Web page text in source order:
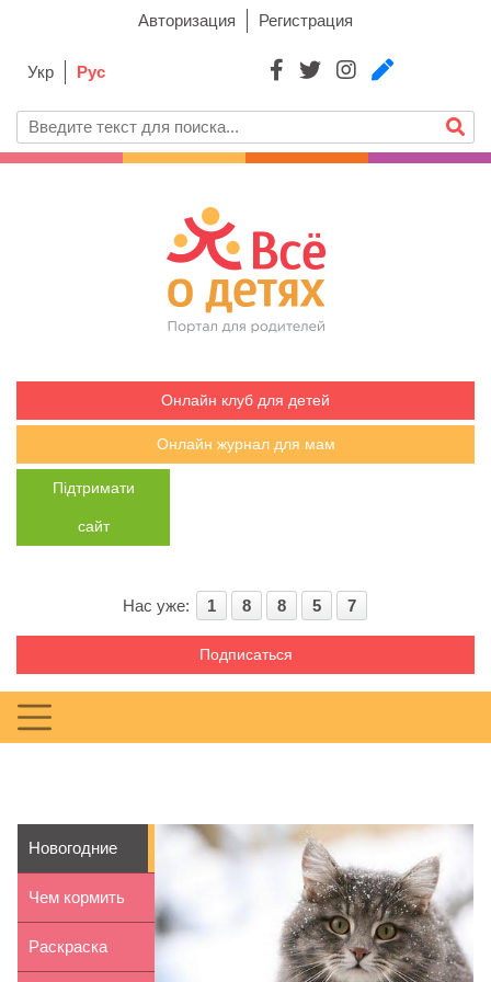
Авторизация Регистрация
Укр Рус
Онлайн клуб для детей
Онлайн журнал для мам
Підтримати
сайт
Нас уже: 1 8 8 5 7
Подписаться
Новогодние
поздравления
с годом...
Чем кормить
малыша в 6
Раскраска